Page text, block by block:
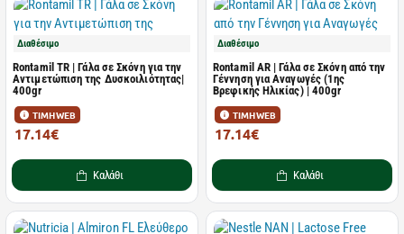
Διαθέσιμο
Rontamil TR | Γάλα σε Σκόνη για την
Αντιμετώπιση της Δυσκοιλιότητας|
400gr
ΤΙΜΗ WEB
17.14€
Καλάθι
Διαθέσιμο
Rontamil AR | Γάλα σε Σκόνη από την
Γέννηση για Αναγωγές (1ης
Βρεφικής Ηλικίας) | 400gr
ΤΙΜΗ WEB
17.14€
Καλάθι